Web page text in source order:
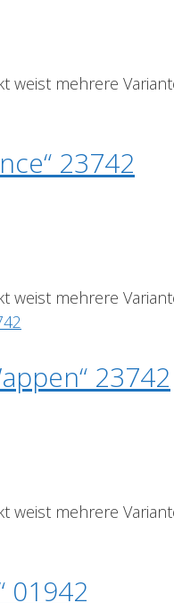
weist mehrere
23742
weist mehrere
23742
weist mehrere
01942